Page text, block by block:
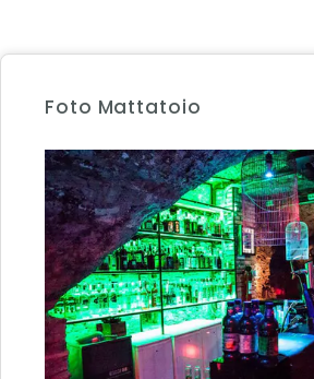
Foto Mattatoio